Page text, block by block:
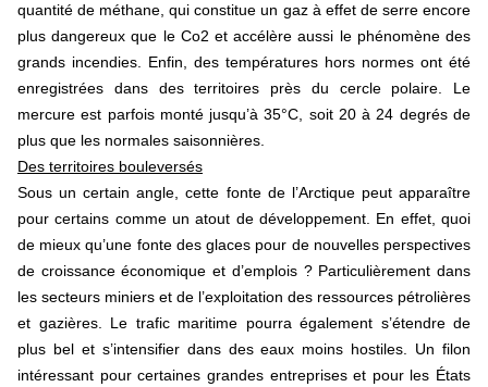
quantité de méthane, qui constitue un gaz à effet de serre encore
plus dangereux que le Co2 et accélère aussi le phénomène des
grands incendies. Enfin, des températures hors normes ont été
enregistrées dans des territoires près du cercle polaire. Le
mercure est parfois monté jusqu’à 35°C, soit 20 à 24 degrés de
plus que les normales saisonnières.
Des territoires bouleversés
Sous un certain angle, cette fonte de l’Arctique peut apparaître
pour certains comme un atout de développement. En effet, quoi
de mieux qu’une fonte des glaces pour de nouvelles perspectives
de croissance économique et d’emplois ? Particulièrement dans
les secteurs miniers et de l’exploitation des ressources pétrolières
et gazières. Le trafic maritime pourra également s’étendre de
plus bel et s’intensifier dans des eaux moins hostiles. Un filon
intéressant pour certaines grandes entreprises et pour les États